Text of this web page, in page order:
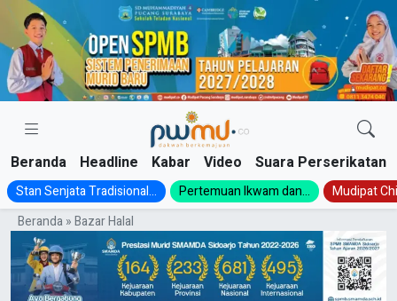
Skip
content
Beranda Headline Kabar Video Suara Perserikatan
Stan Senjata Tradisional... Pertemuan Ikwam dan...
Mudipat
Beranda»Bazar Halal